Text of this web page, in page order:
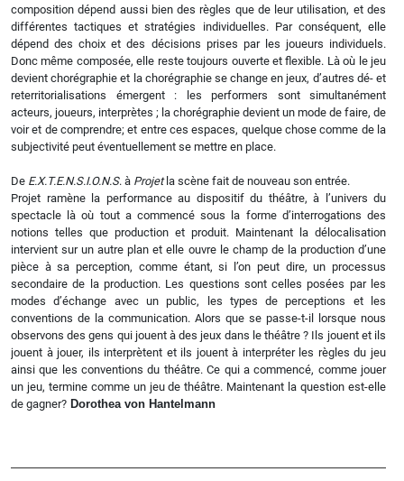
composition dépend aussi bien des règles que de leur utilisation, et des
différentes tactiques et stratégies individuelles. Par conséquent, elle
dépend des choix et des décisions prises par les joueurs individuels.
Donc même composée, elle reste toujours ouverte et flexible. Là où le jeu
devient chorégraphie et la chorégraphie se change en jeux, d’autres dé- et
reterritorialisations émergent : les performers sont simultanément
acteurs, joueurs, interprètes ; la chorégraphie devient un mode de faire, de
voir et de comprendre; et entre ces espaces, quelque chose comme de la
subjectivité peut éventuellement se mettre en place.
De E.X.T.E.N.S.I.O.N.S. à Projetla scène fait de nouveau son entrée.
Projet ramène la performance au dispositif du théâtre, à l’univers du
spectacle là où tout a commencé sous la forme d’interrogations des
notions telles que production et produit. Maintenant la délocalisation
intervient sur un autre plan et elle ouvre le champ de la production d’une
pièce à sa perception, comme étant, si l’on peut dire, un processus
secondaire de la production. Les questions sont celles posées par les
modes d’échange avec un public, les types de perceptions et les
conventions de la communication. Alors que se passe-t-il lorsque nous
observons des gens qui jouent à des jeux dans le théâtre ? Ils jouent et ils
jouent à jouer, ils interprètent et ils jouent à interpréter les règles du jeu
ainsi que les conventions du théâtre. Ce qui a commencé, comme jouer
un jeu, termine comme un jeu de théâtre. Maintenant la question est-elle
de gagner? Dorothea von Hantelmann